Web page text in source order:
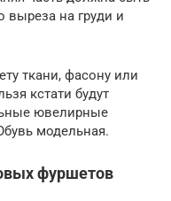
выреза на груди и
ткани, фасону или
кстати будут
ювелирные
модельная.
фуршетов